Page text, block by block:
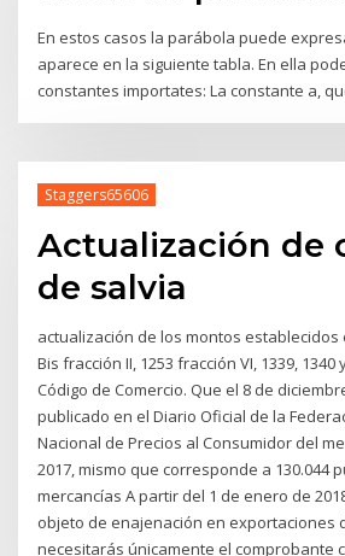
En estos casos la parábola puede
aparece en la siguiente tabla. En ella
constantes importates: La constante a,
Staggers65606
Actualización de
de salvia
actualización de los montos establecidos
Bis fracción II, 1253 fracción VI, 1339, 1340
Código de Comercio. Que el 8 de
publicado en el Diario Oficial de la
Nacional de Precios al Consumidor del
2017, mismo que corresponde a 130.044
mercancías A partir del 1 de enero de
objeto de enajenación en exportaciones
necesitarás únicamente el comprobante